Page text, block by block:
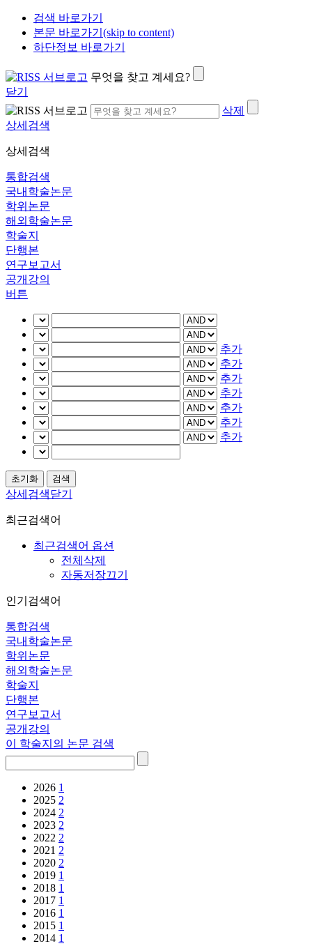
검색 바로가기
본문 바로가기(skip to content)
하단정보 바로가기
무엇을 찾고 계세요?
닫기
삭제
상세검색
상세검색
통합검색
국내학술논문
학위논문
해외학술논문
학술지
단행본
연구보고서
공개강의
버튼
추가
추가
추가
추가
추가
추가
추가
상세검색닫기
최근검색어
최근검색어 옵션
전체삭제
자동저장끄기
인기검색어
통합검색
국내학술논문
학위논문
해외학술논문
학술지
단행본
연구보고서
공개강의
이 학술지의 논문 검색
2026 1
2025 2
2024 2
2023 2
2022 2
2021 2
2020 2
2019 1
2018 1
2017 1
2016 1
2015 1
2014 1